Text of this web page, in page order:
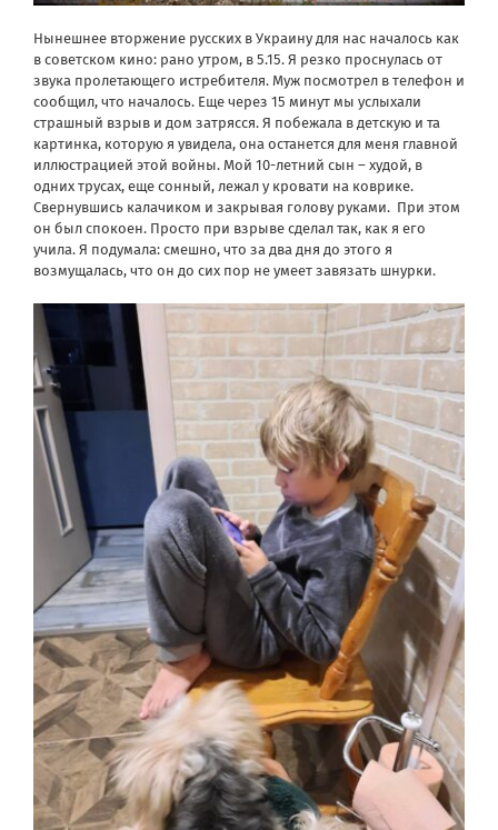
Нынешнее вторжение русских в Украину для нас началось как
в советском кино: рано утром, в 5.15. Я резко проснулась от
звука пролетающего истребителя. Муж посмотрел в телефон и
сообщил, что началось. Еще через 15 минут мы услыхали
страшный взрыв и дом затрясся. Я побежала в детскую и та
картинка, которую я увидела, она останется для меня главной
иллюстрацией этой войны. Мой 10-летний сын – худой, в
одних трусах, еще сонный, лежал у кровати на коврике.
Свернувшись калачиком и закрывая голову руками. При этом
он был спокоен. Просто при взрыве сделал так, как я его
учила. Я подумала: смешно, что за два дня до этого я
возмущалась, что он до сих пор не умеет завязать шнурки.